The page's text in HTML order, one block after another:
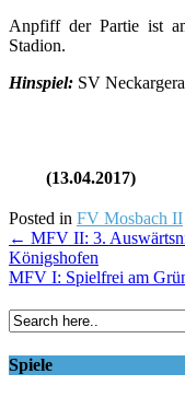
Anpfiff der Partie ist
Stadion.
Hinspiel: SV
(13.04.2017)
Posted in FV Mosbach II
Post
navigation
← MFV II: 3.
Königshofen
MFV I: Spielfrei am
Spiele